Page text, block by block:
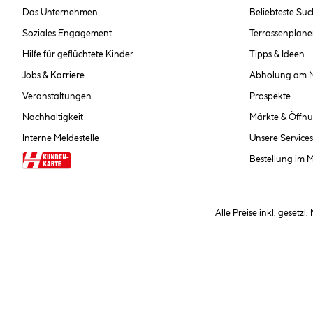
Das Unternehmen
Soziales Engagement
Hilfe für geflüchtete Kinder
Jobs & Karriere
Veranstaltungen
Nachhaltigkeit
Interne Meldestelle
Beliebteste
Tipps & Ideen
Abholung am
Prospekte
Märkte &
Unsere Services
Bestellung im
Alle Preise inkl. gesetzl.